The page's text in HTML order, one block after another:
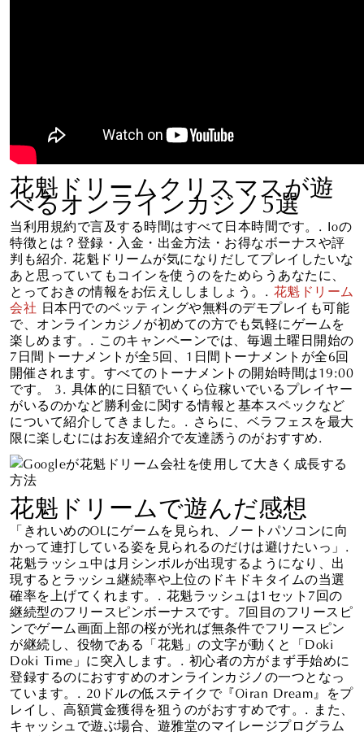
花魁ドリームクリスマスが遊
べるオンラインカジノ5選
当利用規約で言及する時間はすべて日本時間です。. Ioの
特徴とは？登録・入金・出金方法・お得なボーナスや評
判も紹介. 花魁ドリームが気になりだしてプレイしたいな
あと思っていてもコインを使うのをためらうあなたに、
とっておきの情報をお伝えししましょう。. 花魁ドリーム
会社 日本円でのベッティングや無料のデモプレイも可能
で、オンラインカジノが初めての方でも気軽にゲームを
楽しめます。. このキャンペーンでは、毎週土曜日開始の
7日間トーナメントが全5回、1日間トーナメントが全6回
開催されます。すべてのトーナメントの開始時間は19:00
です。 3. 具体的に日額でいくら位稼いでいるプレイヤー
がいるのかなど勝利金に関する情報と基本スペックなど
について紹介してきました。. さらに、ベラフェスを最大
限に楽しむにはお友達紹介で友達誘うのがおすすめ.
花魁ドリームで遊んだ感想
「きれいめのOLにゲームを見られ、ノートパソコンに向
かって連打している姿を見られるのだけは避けたいっ」.
花魁ラッシュ中は月シンボルが出現するようになり、出
現するとラッシュ継続率や上位のドキドキタイムの当選
確率を上げてくれます。. 花魁ラッシュは1セット7回の
継続型のフリースピンボーナスです。7回目のフリースピ
ンでゲーム画面上部の桜が光れば無条件でフリースピン
が継続し、役物である「花魁」の文字が動くと「Doki
Doki Time」に突入します。. 初心者の方がまず手始めに
登録するのにおすすめのオンラインカジノの一つとなっ
ています。. 20ドルの低ステイクで『Oiran Dream』をプ
レイし、高額賞金獲得を狙うのがおすすめです。. また、
キャッシュで遊ぶ場合、遊雅堂のマイレージプログラム